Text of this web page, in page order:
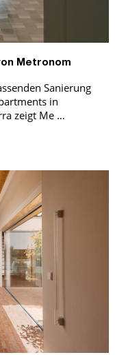
Metronom
Sanierung
in
zeigt Me …